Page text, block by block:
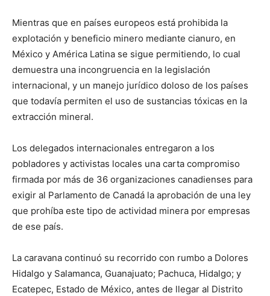
Mientras que en países europeos está prohibida la
explotación y beneficio minero mediante cianuro, en
México y América Latina se sigue permitiendo, lo cual
demuestra una incongruencia en la legislación
internacional, y un manejo jurídico doloso de los países
que todavía permiten el uso de sustancias tóxicas en la
extracción mineral.
Los delegados internacionales entregaron a los
pobladores y activistas locales una carta compromiso
firmada por más de 36 organizaciones canadienses para
exigir al Parlamento de Canadá la aprobación de una ley
que prohíba este tipo de actividad minera por empresas
de ese país.
La caravana continuó su recorrido con rumbo a Dolores
Hidalgo y Salamanca, Guanajuato; Pachuca, Hidalgo; y
Ecatepec, Estado de México, antes de llegar al Distrito